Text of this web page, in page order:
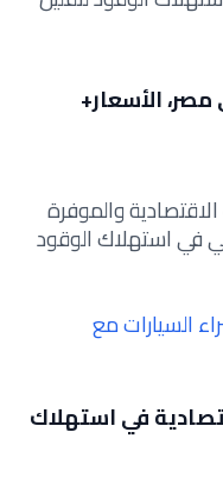
الأسعار+
والموفرة
في استهلاك الوقود
السيارات مع
في استهلاك